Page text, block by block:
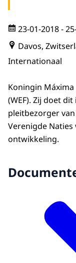
23-01-2018-
Davos,
Internationaal
Koningin
(WEF). Zij doet
pleitbezorger
Verenigde
ontwikkeling.